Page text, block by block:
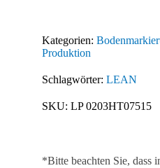
75
40
Stück
Kategorien:
Produktion
Schlagwörter: LEAN
SKU: LP 0203HT07515
*Bitte beachten Sie, dass